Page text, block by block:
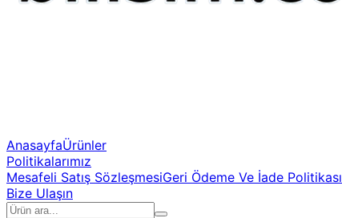
AnasayfaÜrünler
Politikalarımız
Mesafeli Satış SözleşmesiGeri Ödeme Ve İade Politikası
Bize Ulaşın